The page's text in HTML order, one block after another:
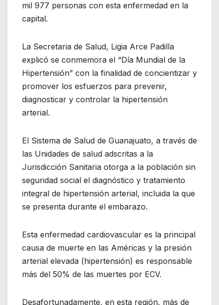
mil 977 personas con esta enfermedad en la
capital.
La Secretaria de Salud, Ligia Arce Padilla
explicó se conmemora el “Día Mundial de la
Hipertensión” con la finalidad de concientizar y
promover los esfuerzos para prevenir,
diagnosticar y controlar la hipertensión
arterial.
El Sistema de Salud de Guanajuato, a través de
las Unidades de salud adscritas a la
Jurisdicción Sanitaria otorga a la población sin
seguridad social el diagnóstico y tratamiento
integral de hipertensión arterial, incluida la que
se presenta durante el embarazo.
Esta enfermedad cardiovascular es la principal
causa de muerte en las Américas y la presión
arterial elevada (hipertensión) es responsable
más del 50% de las muertes por ECV.
Desafortunadamente, en esta región, más de